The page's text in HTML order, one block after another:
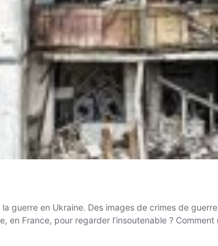
guerre en Ukraine. Des images de crimes de
France, pour regarder l’insoutenable ?